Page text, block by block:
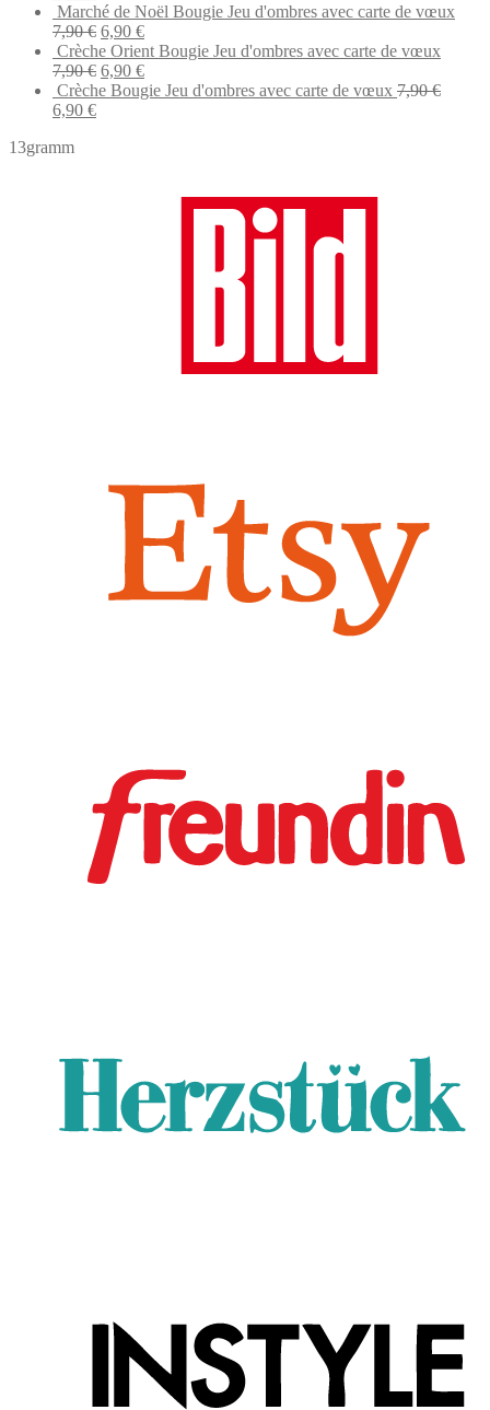
price
was:
7,90 €.
price
is:
6,90 €.
Marché de Noël Bougie Jeu d'ombres avec carte de vœux
7,90€ Original
price
was:
7,90 €.
6,90 €Current
price
is:
6,90 €.
Crèche Orient Bougie Jeu d'ombres avec carte de vœux
7,90€ Original
price
6,90 €Current
price
Crèche Bougie Jeu d'ombres avec carte de vœux 7,90€
Original
was:
6,90 €Current
13gramm